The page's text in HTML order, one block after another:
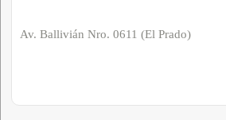
Av. Ballivián Nro. 0611 (El Prado)